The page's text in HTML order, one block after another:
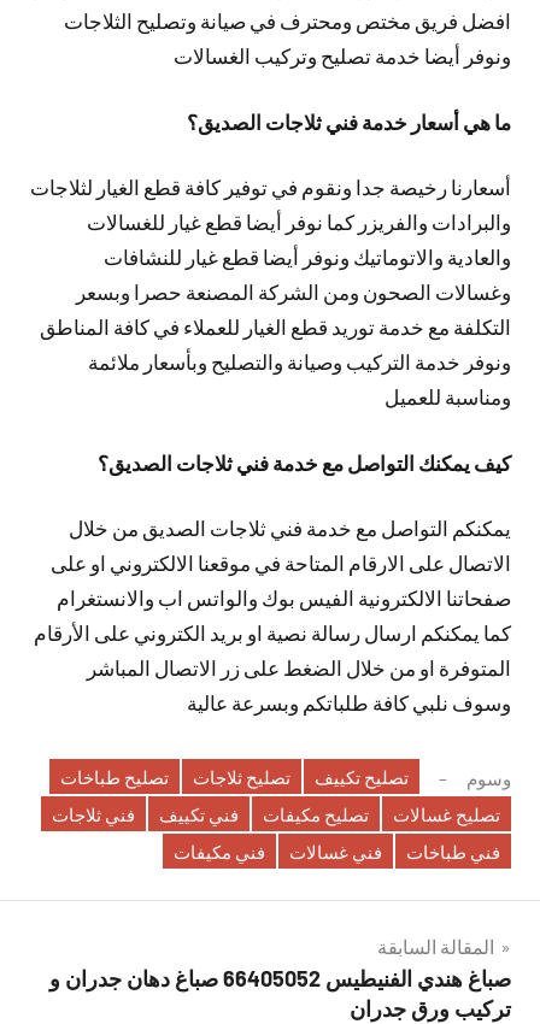
افضل فريق مختص ومحترف في صيانة وتصليح الثلاجات
ونوفر أيضا خدمة تصليح وتركيب الغسالات
ما هي أسعار خدمة فني ثلاجات الصديق؟
أسعارنا رخيصة جدا ونقوم في توفير كافة قطع الغيار لثلاجات
والبرادات والفريزر كما نوفر أيضا قطع غيار للغسالات
والعادية والاتوماتيك ونوفر أيضا قطع غيار للنشافات
وغسالات الصحون ومن الشركة المصنعة حصرا وبسعر
التكلفة مع خدمة توريد قطع الغيار للعملاء في كافة المناطق
ونوفر خدمة التركيب وصيانة والتصليح وبأسعار ملائمة
ومناسبة للعميل
كيف يمكنك التواصل مع خدمة فني ثلاجات الصديق؟
يمكنكم التواصل مع خدمة فني ثلاجات الصديق من خلال
الاتصال على الارقام المتاحة في موقعنا الالكتروني او على
صفحاتنا الالكترونية الفيس بوك والواتس اب والانستغرام
كما يمكنكم ارسال رسالة نصية او بريد الكتروني على الأرقام
المتوفرة او من خلال الضغط على زر الاتصال المباشر
وسوف نلبي كافة طلباتكم وبسرعة عالية
وسوم تصليح تكييف تصليح ثلاجات
تصليح طباخات
تصليح غسالات
تصليح مكيفات فني تكييف
فني ثلاجات
فني طباخات
فني غسالات فني مكيفات
تصفّح
المقالات
المقالة السابقة
صباغ هندي الفنيطيس 66405052 صباغ دهان جدران و
تركيب ورق جدران